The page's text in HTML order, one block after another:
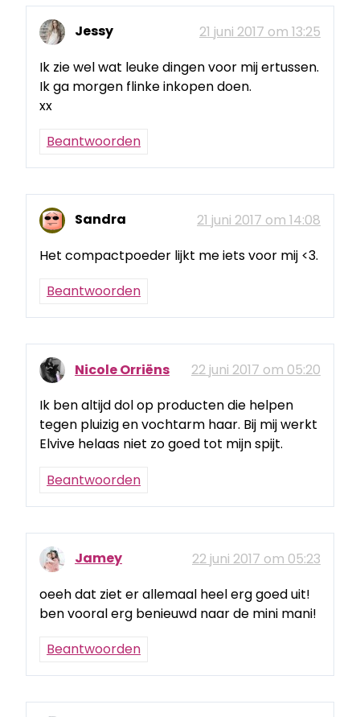
Jessy
21 juni 2017 om 13:25
Ik zie wel wat leuke dingen voor mij ertussen.
Ik ga morgen flinke inkopen doen.
xx
Beantwoorden
Sandra
21 juni 2017 om 14:08
Het compactpoeder lijkt me iets voor mij <3.
Beantwoorden
Nicole Orriëns
22 juni 2017 om 05:20
Ik ben altijd dol op producten die helpen
tegen pluizig en vochtarm haar. Bij mij werkt
Elvive helaas niet zo goed tot mijn spijt.
Beantwoorden
Jamey
22 juni 2017 om 05:23
oeeh dat ziet er allemaal heel erg goed uit!
ben vooral erg benieuwd naar de mini mani!
Beantwoorden